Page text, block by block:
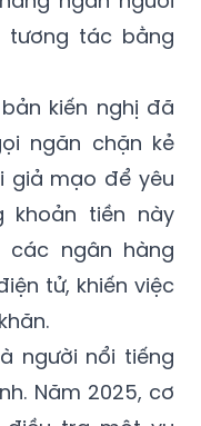
kiến nghị đã
ngăn chặn kẻ
giả mạo để yêu
khoản tiền này
các ngân hàng
tử, khiến việc
người nổi tiếng
Năm 2025, cơ
điều tra một vụ
Brad Pitt để lừa